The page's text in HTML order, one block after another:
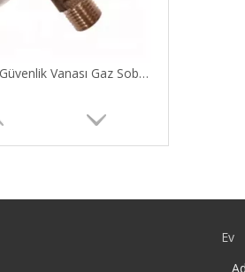
Pirinç Gaz Güvenlik Vanası Gaz Sobası Vanası
Ev